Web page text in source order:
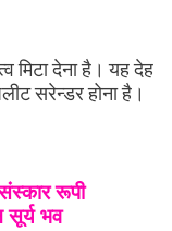
मिटा देना है। यह देह
सरेन्डर होना है।
संस्कार रूपी
सूर्य भव